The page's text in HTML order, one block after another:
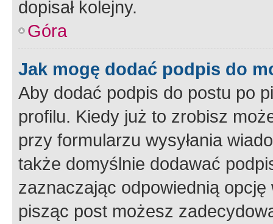
dopisał kolejny.
Góra
Jak mogę dodać podpis do
Aby dodać podpis do postu po
profilu. Kiedy już to zrobisz
przy formularzu wysyłania
także domyślnie dodawać
zaznaczając odpowiednią
pisząc post możesz